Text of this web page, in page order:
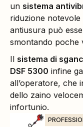
un sistema
riduzione notevole
antiusura può
smontando poche
Il sistema di
DSF 5300 infine
all’operatore, che
dello zaino
infortunio.